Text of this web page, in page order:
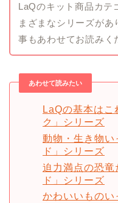
LaQのキット商品カテ
まざまなシリーズが
事もあわせてお読みく
あわせて読みたい
LaQの基本はこ
ク」シリーズ
動物・生き物い
ド」シリーズ
迫力満点の恐竜
ド」シリーズ
かわいいものい